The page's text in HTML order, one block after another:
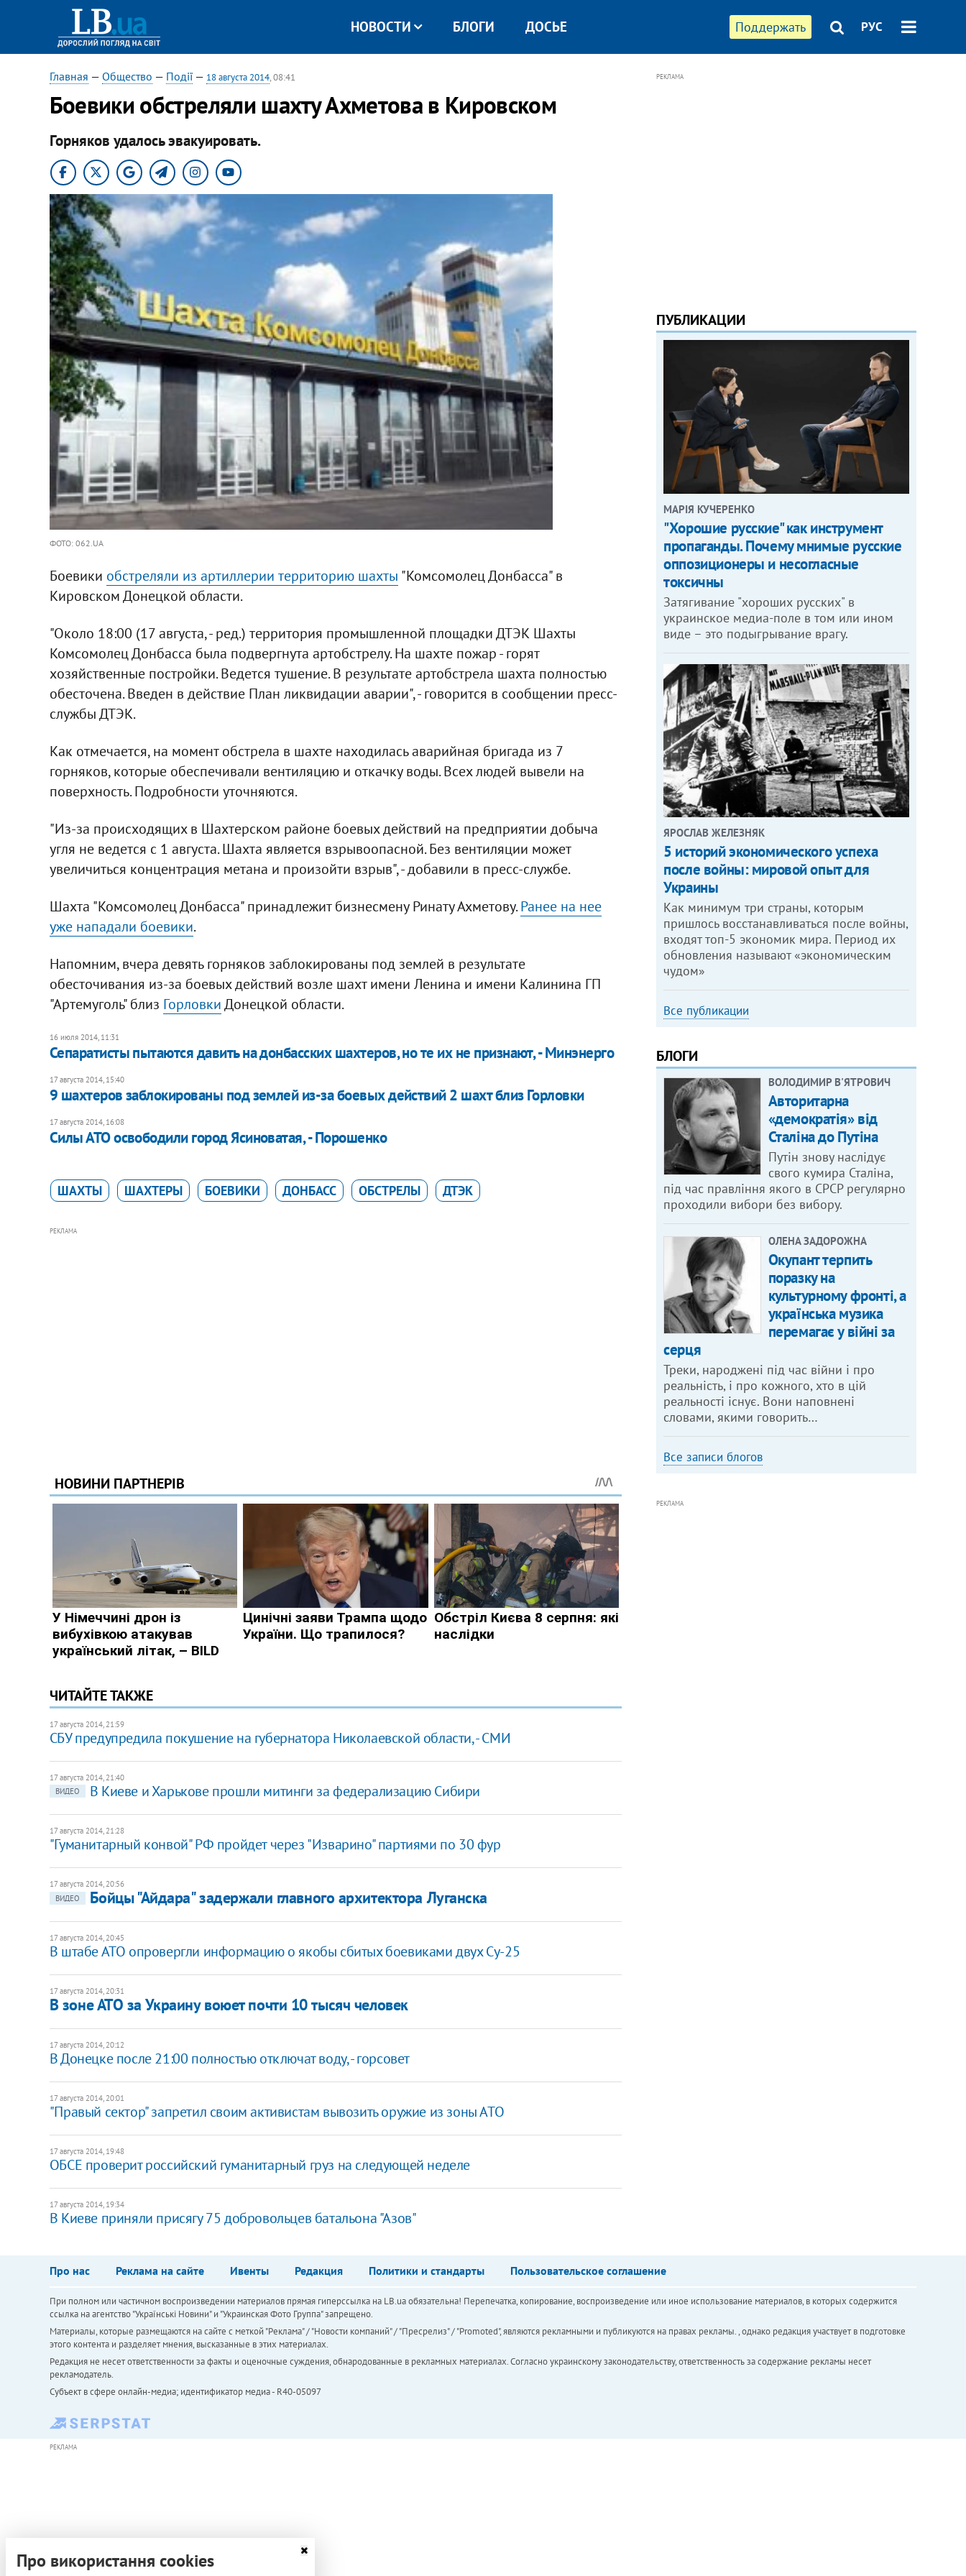
Поддержать РУС
НОВОСТИ БЛОГИ ДОСЬЕ
Главная — Общество — Події— 18 августа 2014, 08:41
Боевики обстреляли шахту Ахметова в Кировском
Горняков удалось эвакуировать.
ФОТО: 062.UA
Боевики обстреляли из артиллерии территорию шахты "Комсомолец Донбасса" в
Кировском Донецкой области.
"Около 18:00 (17 августа, - ред.) территория промышленной площадки ДТЭК Шахты
Комсомолец Донбасса была подвергнута артобстрелу. На шахте пожар - горят
хозяйственные постройки. Ведется тушение. В результате артобстрела шахта полностью
обесточена. Введен в действие План ликвидации аварии", - говорится в сообщении пресс-
службы ДТЭК.
Как отмечается, на момент обстрела в шахте находилась аварийная бригада из 7
горняков, которые обеспечивали вентиляцию и откачку воды. Всех людей вывели на
поверхность. Подробности уточняются.
"Из-за происходящих в Шахтерском районе боевых действий на предприятии добыча
угля не ведется с 1 августа. Шахта является взрывоопасной. Без вентиляции может
увеличиться концентрация метана и произойти взрыв", - добавили в пресс-службе.
Шахта "Комсомолец Донбасса" принадлежит бизнесмену Ринату Ахметову.Ранее на нее
уже нападали боевики.
Напомним, вчера девять горняков заблокированы под землей в результате
обесточивания из-за боевых действий возле шахт имени Ленина и имени Калинина ГП
"Артемуголь" близ ГорловкиДонецкой области.
16 июля 2014, 11:31
Сепаратисты пытаются давить на донбасских шахтеров, но те их не признают, - Минэнерго
17 августа 2014, 15:40
9 шахтеров заблокированы под землей из-за боевых действий 2 шахт близ Горловки
17 августа 2014, 16:08
Силы АТО освободили город Ясиноватая, - Порошенко
ШАХТЫ ШАХТЕРЫ БОЕВИКИ ДОНБАСС ОБСТРЕЛЫ ДТЭК
РЕКЛАМА
ЧИТАЙТЕ ТАКЖЕ
17 августа 2014, 21:59
СБУ предупредила покушение на губернатора Николаевской области, - СМИ
17 августа 2014, 21:40
ВИДЕО
В Киеве и Харькове прошли митинги за федерализацию Сибири
17 августа 2014, 21:28
"Гуманитарный конвой" РФ пройдет через "Изварино" партиями по 30 фур
17 августа 2014, 20:56
ВИДЕО
Бойцы "Айдара" задержали главного архитектора Луганска
17 августа 2014, 20:45
В штабе АТО опровергли информацию о якобы сбитых боевиками двух Су-25
17 августа 2014, 20:31
В зоне АТО за Украину воюет почти 10 тысяч человек
17 августа 2014, 20:12
В Донецке после 21:00 полностью отключат воду, - горсовет
17 августа 2014, 20:01
"Правый сектор" запретил своим активистам вывозить оружие из зоны АТО
17 августа 2014, 19:48
ОБСЕ проверит российский гуманитарный груз на следующей неделе
17 августа 2014, 19:34
В Киеве приняли присягу 75 добровольцев батальона "Азов"
РЕКЛАМА
ПУБЛИКАЦИИ
МАРІЯ КУЧЕРЕНКО
"Хорошие русские" как инструмент
пропаганды. Почему мнимые русские
оппозиционеры и несогласные
токсичны
Затягивание "хороших русских" в
украинское медиа-поле в том или ином
виде – это подыгрывание врагу.
ЯРОСЛАВ ЖЕЛЕЗНЯК
5 историй экономического успеха
после войны: мировой опыт для
Украины
Как минимум три страны, которым
пришлось восстанавливаться после войны,
входят топ-5 экономик мира. Период их
обновления называют «экономическим
чудом»
Все публикации
БЛОГИ
ВОЛОДИМИР В'ЯТРОВИЧ
Авторитарна
«демократія» від
Сталіна до Путіна
Путін знову наслідує
свого кумира Сталіна,
під час правління якого в СРСР регулярно
проходили вибори без вибору.
ОЛЕНА ЗАДОРОЖНА
Окупант терпить
поразку на
культурному фронті, а
українська музика
перемагає у війні за
серця
Треки, народжені під час війни і про
реальність, і про кожного, хто в цій
реальності існує. Вони наповнені
словами, якими говорить…
Все записи блогов
РЕКЛАМА
Про нас Реклама на сайте Ивенты Редакция Политики и стандарты Пользовательское соглашение
При полном или частичном воспроизведении материалов прямая гиперссылка на LB.ua обязательна! Перепечатка, копирование, воспроизведение или иное использование материалов, в которых содержится
ссылка на агентство "Українськi Новини" и "Украинская Фото Группа" запрещено.
Материалы, которые размещаются на сайте с меткой "Реклама" / "Новости компаний" / "Пресрелиз" / "Promoted", являются рекламными и публикуются на правах рекламы. , однако редакция участвует в подготовке
этого контента и разделяет мнения, высказанные в этих материалах.
Редакция не несет ответственности за факты и оценочные суждения, обнародованные в рекламных материалах. Согласно украинскому законодательству, ответственность за содержание рекламы несет
рекламодатель.
Субъект в сфере онлайн-медиа; идентификатор медиа - R40-05097
РЕКЛАМА
Про використання cookies